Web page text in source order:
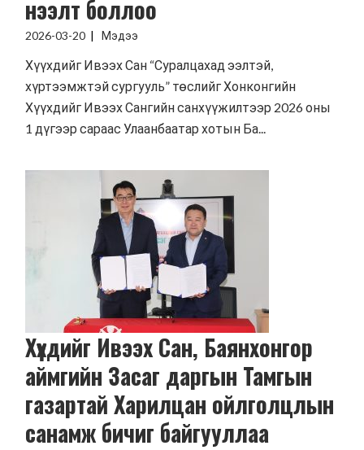
нээлт боллоо
2026-03-20 Мэдээ
Хүүхдийг Ивээх Сан “Суралцахад ээлтэй,
хүртээмжтэй сургууль” төслийг Хонконгийн
Хүүхдийг Ивээх Сангийн санхүүжилтээр 2026 оны
1 дүгээр сараас Улаанбаатар хотын Ба...
Хүүхдийг Ивээх Сан, Баянхонгор
аймгийн Засаг даргын Тамгын
газартай Харилцан ойлголцлын
санамж бичиг байгууллаа